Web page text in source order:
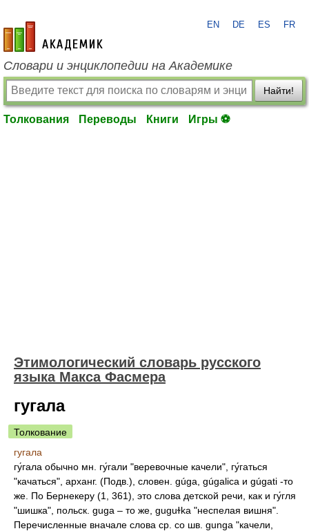
academic.ru
EN DE ES FR
Словари и энциклопедии на Академике
Найти!
Толкования Переводы Книги Игры ⚽
Этимологический словарь русского
языка Макса Фасмера
гугала
Толкование
гугала
гу́гала обычно мн. гу́гали "веревочные качели", гу́гаться
"качаться", арханг. (Подв.), словен. gúga, gúgalica и gúgati -то
же. По Бернекеру (1, 361), это слова детской речи, как и гу́гля
"шишка", польск. guga – то же, guguɫka "неспелая вишня".
Перечисленные вначале слова ср. со шв. gunga "качели,